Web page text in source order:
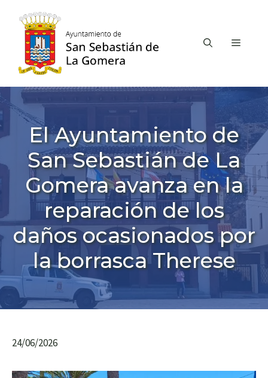
contenido
El Ayuntamiento de
San Sebastián de La
Gomera avanza en la
reparación de los
daños ocasionados por
la borrasca Therese
24/06/2026